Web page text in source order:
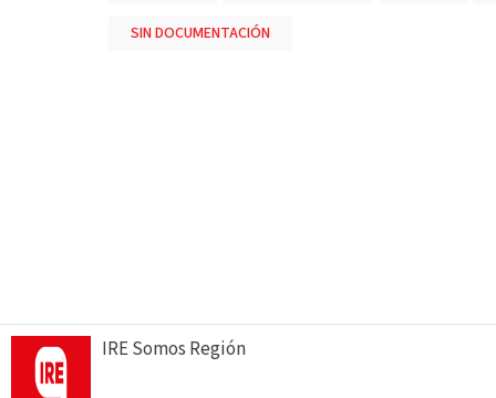
SIN DOCUMENTACIÓN
IRE Somos Región